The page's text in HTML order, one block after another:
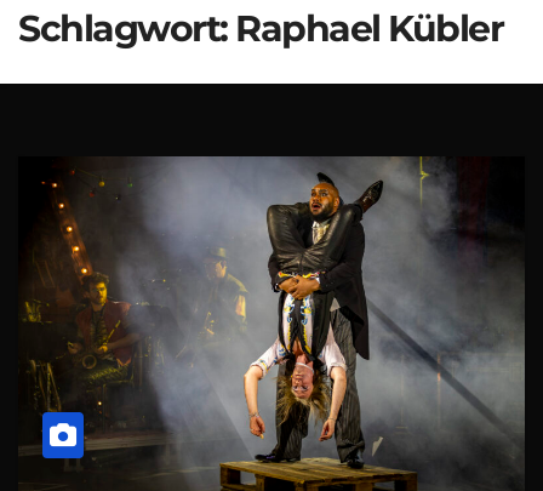
Schlagwort: Raphael Kübler